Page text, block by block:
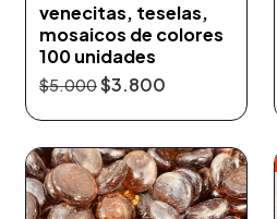
venecitas, teselas,
mosaicos de colores
100 unidades
$5.000$3.800